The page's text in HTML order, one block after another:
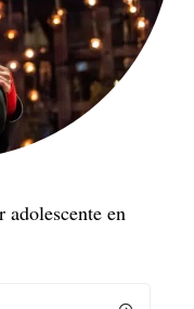
adolescente en